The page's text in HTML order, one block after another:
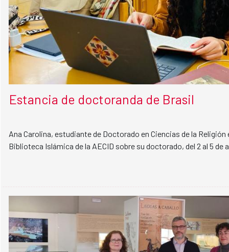
Estancia de doctoranda de Brasil
Ana Carolina, estudiante de Doctorado en Ciencias de la
Biblioteca Islámica de la AECID sobre su doctorado, del 2 al 5 de